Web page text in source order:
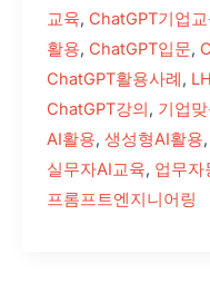
교육, ChatGPT기업
활용, ChatGPT입문,
ChatGPT활용사례,
ChatGPT강의, 기업
AI활용, 생성형AI활용,
실무자AI교육, 업무자
프롬프트엔지니어링